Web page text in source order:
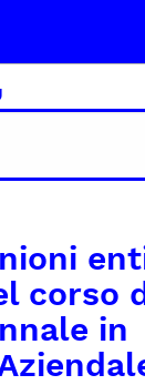
corso
in